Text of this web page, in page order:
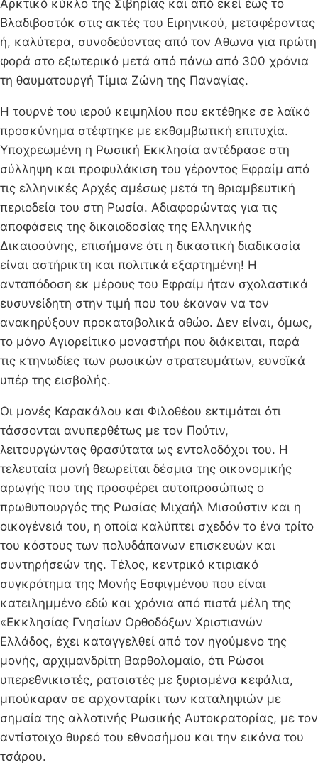
Αρκτικό κύκλο της Σιβηρίας και από εκεί έως το
Βλαδιβοστόκ στις ακτές του Ειρηνικού, μεταφέροντας
ή, καλύτερα, συνοδεύοντας από τον Αθωνα για πρώτη
φορά στο εξωτερικό μετά από πάνω από 300 χρόνια
τη θαυματουργή Τίμια Ζώνη της Παναγίας.
Η τουρνέ του ιερού κειμηλίου που εκτέθηκε σε λαϊκό
προσκύνημα στέφτηκε με εκθαμβωτική επιτυχία.
Υποχρεωμένη η Ρωσική Εκκλησία αντέδρασε στη
σύλληψη και προφυλάκιση του γέροντος Εφραίμ από
τις ελληνικές Αρχές αμέσως μετά τη θριαμβευτική
περιοδεία του στη Ρωσία. Αδιαφορώντας για τις
αποφάσεις της δικαιοδοσίας της Ελληνικής
Δικαιοσύνης, επισήμανε ότι η δικαστική διαδικασία
είναι αστήρικτη και πολιτικά εξαρτημένη! Η
ανταπόδοση εκ μέρους του Εφραίμ ήταν σχολαστικά
ευσυνείδητη στην τιμή που του έκαναν να τον
ανακηρύξουν προκαταβολικά αθώο. Δεν είναι, όμως,
το μόνο Αγιορείτικο μοναστήρι που διάκειται, παρά
τις κτηνωδίες των ρωσικών στρατευμάτων, ευνοϊκά
υπέρ της εισβολής.
Οι μονές Καρακάλου και Φιλοθέου εκτιμάται ότι
τάσσονται ανυπερθέτως με τον Πούτιν,
λειτουργώντας θρασύτατα ως εντολοδόχοι του. Η
τελευταία μονή θεωρείται δέσμια της οικονομικής
αρωγής που της προσφέρει αυτοπροσώπως ο
πρωθυπουργός της Ρωσίας Μιχαήλ Μισούστιν και η
οικογένειά του, η οποία καλύπτει σχεδόν το ένα τρίτο
του κόστους των πολυδάπανων επισκευών και
συντηρήσεών της. Τέλος, κεντρικό κτιριακό
συγκρότημα της Μονής Εσφιγμένου που είναι
κατειλημμένο εδώ και χρόνια από πιστά μέλη της
«Εκκλησίας Γνησίων Ορθοδόξων Χριστιανών
Ελλάδος, έχει καταγγελθεί από τον ηγούμενο της
μονής, αρχιμανδρίτη Βαρθολομαίο, ότι Ρώσοι
υπερεθνικιστές, ρατσιστές με ξυρισμένα κεφάλια,
μπούκαραν σε αρχονταρίκι των καταληψιών με
σημαία της αλλοτινής Ρωσικής Αυτοκρατορίας, με τον
αντίστοιχο θυρεό του εθνοσήμου και την εικόνα του
τσάρου.